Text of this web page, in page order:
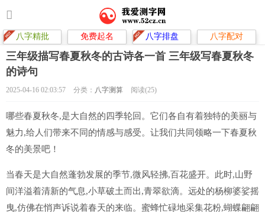
八字精批 免费起名 八字排盘 八字配对
三年级描写春夏秋冬的古诗各一首 三年级写春夏秋冬
的诗句
2025-04-16 02:03:57 分类： 八字测算 阅读(25)
哪些春夏秋冬,是大自然的四季轮回。它们各自有着独特的美丽与
魅力,给人们带来不同的情感与感受。让我们共同领略一下春夏秋
冬的美景吧！
当春天是大自然蓬勃发展的季节,微风轻拂,百花盛开。此时,山野
间洋溢着清新的气息,小草破土而出,青翠欲滴。远处的杨柳婆娑摇
曳,仿佛在悄声诉说着春天的来临。蜜蜂忙碌地采集花粉,蝴蝶翩翩